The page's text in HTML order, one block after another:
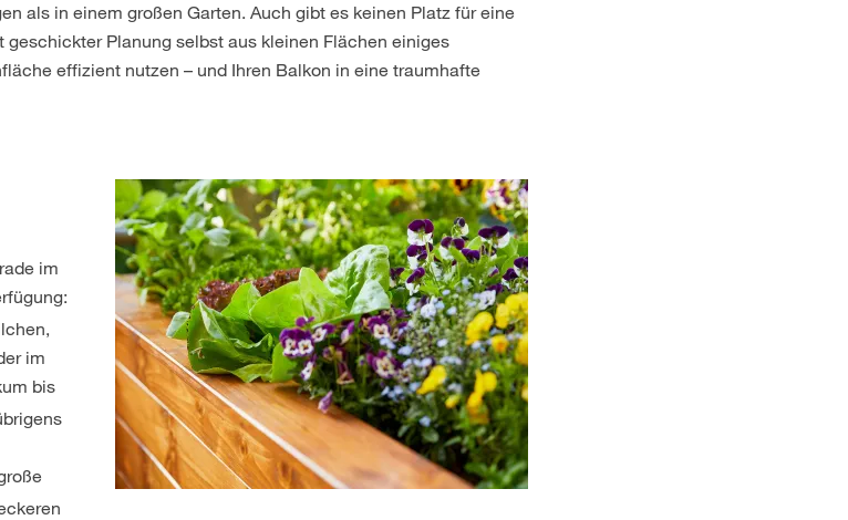
als in einem großen Garten. Auch gibt es keinen Platz für eine
Planung selbst aus kleinen Flächen einiges
effizient nutzen – und Ihren Balkon in eine traumhafte
im
im
bis